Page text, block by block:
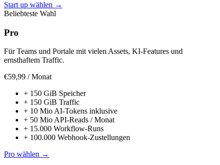
Start up wählen →
Beliebteste Wahl
Pro
Für Teams und Portale mit vielen Assets, KI-Features und
ernsthaftem Traffic.
€59,99 / Monat
+ 150 GiB Speicher
+ 150 GiB Traffic
+ 10 Mio AI-Tokens inklusive
+ 50 Mio API-Reads / Monat
+ 15.000 Workflow-Runs
+ 100.000 Webhook-Zustellungen
Pro wählen →